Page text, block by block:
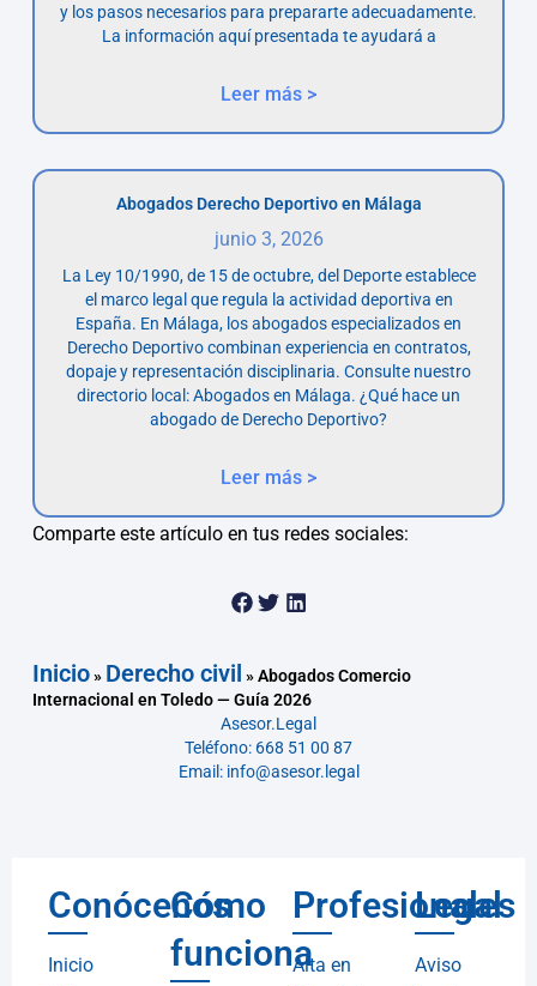
y los pasos necesarios para prepararte adecuadamente.
La información aquí presentada te ayudará a
Leer más >
Abogados Derecho Deportivo en Málaga
junio 3, 2026
La Ley 10/1990, de 15 de octubre, del Deporte establece
el marco legal que regula la actividad deportiva en
España. En Málaga, los abogados especializados en
Derecho Deportivo combinan experiencia en contratos,
dopaje y representación disciplinaria. Consulte nuestro
directorio local: Abogados en Málaga. ¿Qué hace un
abogado de Derecho Deportivo?
Leer más >
Comparte este artículo en tus redes sociales:
Inicio» Derecho civil »Abogados Comercio
Internacional en Toledo — Guía 2026
Asesor.Legal
Teléfono: 668 51 00 87
Email: info@asesor.legal
Conócenos
Inicio
Cómo
funciona
Profesionales
Alta en
Legal
Aviso